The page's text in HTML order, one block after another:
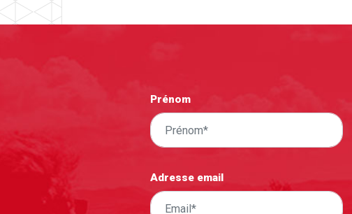
Prénom
Adresse email